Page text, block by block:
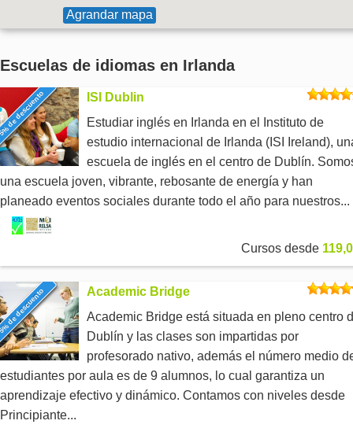
Agrandar mapa
Escuelas de idiomas en Irlanda
descuento
ISI Dublin
Estudiar inglés en Irlanda en el Instituto de
estudio internacional de Irlanda (ISI Ireland),
escuela de inglés en el centro de Dublín.
una escuela joven, vibrante, rebosante de energía y han
planeado eventos sociales durante todo el año para nuestros...
Cursos desde
descuento
Academic Bridge
Academic Bridge está situada en pleno centro
Dublín y las clases son impartidas por
profesorado nativo, además el número medio
estudiantes por aula es de 9 alumnos, lo cual garantiza un
aprendizaje efectivo y dinámico. Contamos con niveles desde
Principiante...